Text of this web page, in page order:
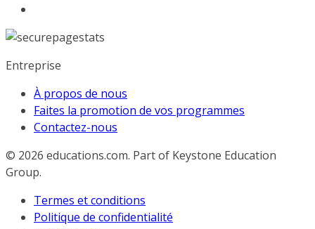
Entreprise
À propos de nous
Faites la promotion de vos programmes
Contactez-nous
© 2026 educations.com. Part of Keystone Education
Group.
Termes et conditions
Politique de confidentialité